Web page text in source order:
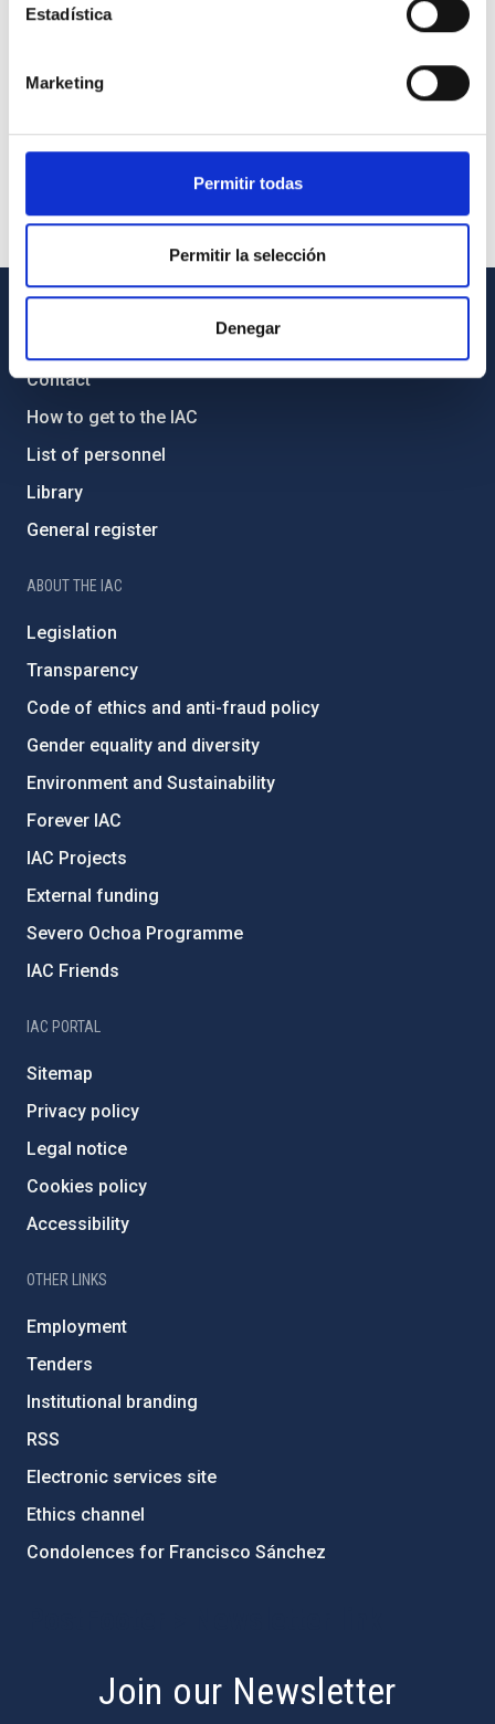
Estadística
Marketing
Permitir todas
Permitir la selección
Denegar
Contact
How to get to the IAC
List of personnel
Library
General register
ABOUT THE IAC
Legislation
Transparency
Code of ethics and anti-fraud policy
Gender equality and diversity
Environment and Sustainability
Forever IAC
IAC Projects
External funding
Severo Ochoa Programme
IAC Friends
IAC PORTAL
Sitemap
Privacy policy
Legal notice
Cookies policy
Accessibility
OTHER LINKS
Employment
Tenders
Institutional branding
RSS
Electronic services site
Ethics channel
Condolences for Francisco Sánchez
Join our Newsletter